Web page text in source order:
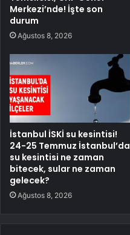
Merkezi’nde! İşte son
durum
Ağustos 8, 2026
İstanbul İSKİ su kesintisi!
24-25 Temmuz İstanbul’da
su kesintisi ne zaman
bitecek, sular ne zaman
gelecek?
Ağustos 8, 2026